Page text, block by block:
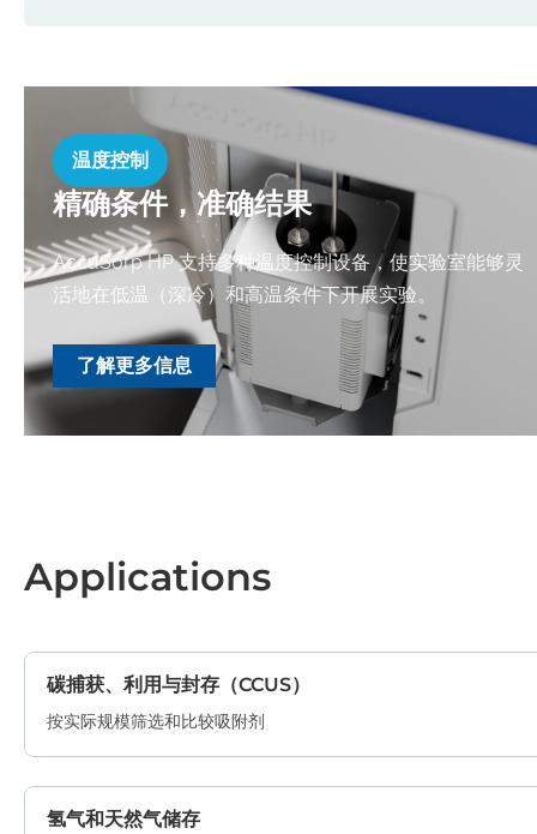
温度控制
精确条件，准确结果
AccuSorp HP 支持多种温度控制设备，使实验室能够灵
活地在低温（深冷）和高温条件下开展实验。
了解更多信息
Applications
碳捕获、利用与封存（CCUS）
按实际规模筛选和比较吸附剂
氢气和天然气储存